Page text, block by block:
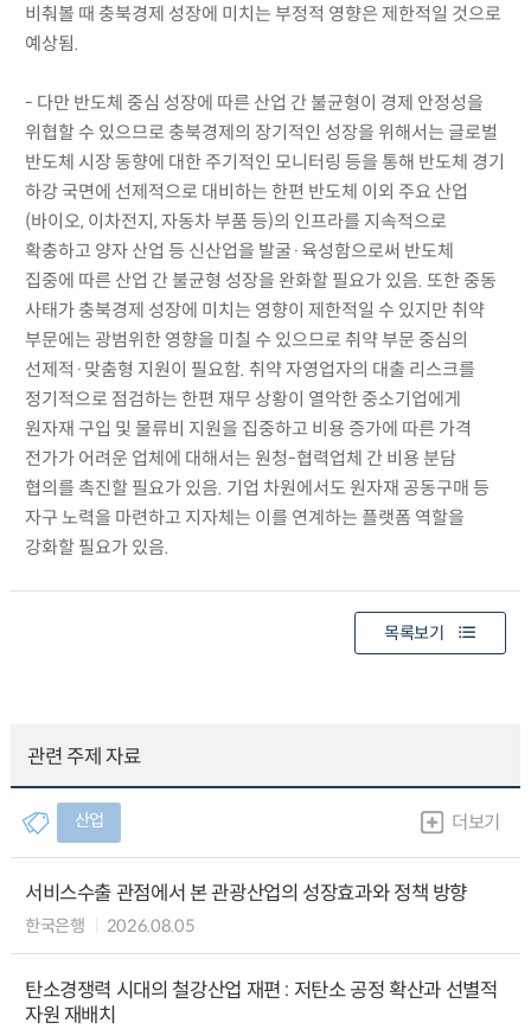
비춰볼 때 충북경제 성장에 미치는 부정적 영향은 제한적일 것으로
예상됨.
- 다만 반도체 중심 성장에 따른 산업 간 불균형이 경제 안정성을
위협할 수 있으므로 충북경제의 장기적인 성장을 위해서는 글로벌
반도체 시장 동향에 대한 주기적인 모니터링 등을 통해 반도체 경기
하강 국면에 선제적으로 대비하는 한편 반도체 이외 주요 산업
(바이오, 이차전지, 자동차 부품 등)의 인프라를 지속적으로
확충하고 양자 산업 등 신산업을 발굴·육성함으로써 반도체
집중에 따른 산업 간 불균형 성장을 완화할 필요가 있음. 또한 중동
사태가 충북경제 성장에 미치는 영향이 제한적일 수 있지만 취약
부문에는 광범위한 영향을 미칠 수 있으므로 취약 부문 중심의
선제적·맞춤형 지원이 필요함. 취약 자영업자의 대출 리스크를
정기적으로 점검하는 한편 재무 상황이 열악한 중소기업에게
원자재 구입 및 물류비 지원을 집중하고 비용 증가에 따른 가격
전가가 어려운 업체에 대해서는 원청-협력업체 간 비용 분담
협의를 촉진할 필요가 있음. 기업 차원에서도 원자재 공동구매 등
자구 노력을 마련하고 지자체는 이를 연계하는 플랫폼 역할을
강화할 필요가 있음.
목록보기
관련 주제 자료
산업 더보기
서비스수출 관점에서 본 관광산업의 성장효과와 정책 방향
한국은행 2026.08.05
탄소경쟁력 시대의 철강산업 재편 : 저탄소 공정 확산과 선별적
자원 재배치